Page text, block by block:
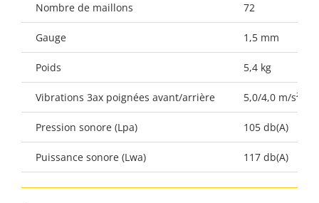
Nombre de maillons 72
Gauge 1,5 mm
Poids 5,4 kg
Vibrations 3ax poignées avant/arrière 5,0/4,0 m/s²
Pression sonore (Lpa) 105 db(A)
Puissance sonore (Lwa) 117 db(A)